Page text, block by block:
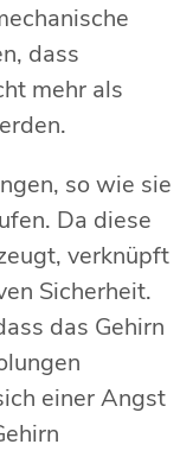
dass
mehr als
so wie sie
Da diese
verknüpft
Sicherheit.
das Gehirn
einer Angst